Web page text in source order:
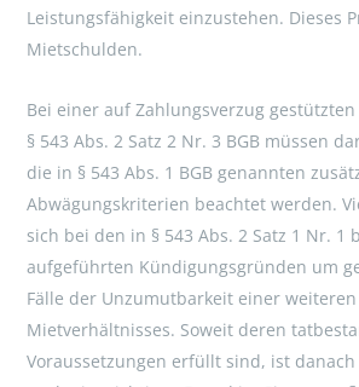
Leistungsfähigkeit einzustehen. Dieses
Mietschulden.
Bei einer auf Zahlungsverzug
§ 543 Abs. 2 Satz 2 Nr. 3 BGB müssen
die in § 543 Abs. 1 BGB genannten
Abwägungskriterien beachtet werden.
sich bei den in § 543 Abs. 2 Satz 1 Nr. 1
aufgeführten Kündigungsgründen um
Fälle der Unzumutbarkeit einer
Mietverhältnisses. Soweit deren
Voraussetzungen erfüllt sind, ist